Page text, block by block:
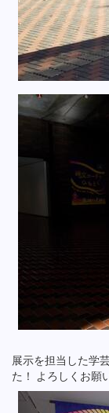
展示を担当した学
た！ よろしくお願